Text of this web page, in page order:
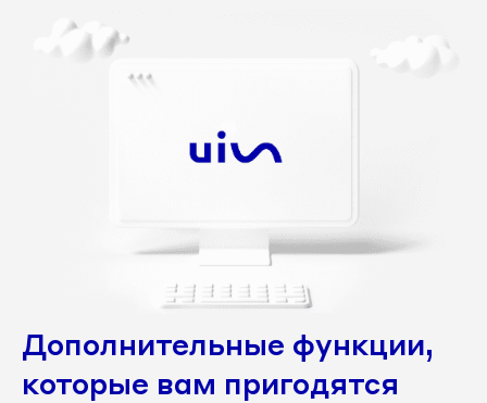
Дополнительные функции,
которые вам пригодятся